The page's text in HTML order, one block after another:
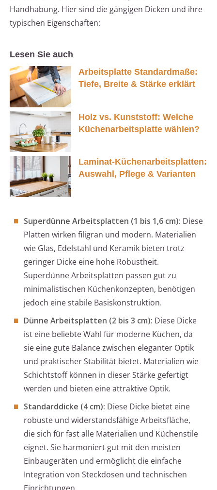
Handhabung. Hier sind die gängigen Dicken und ihre
typischen Eigenschaften:
Lesen Sie auch
Arbeitsplatte Standardmaße:
Tiefe, Breite & Stärke erklärt
Holz vs. Kunststoff: Welche
Küchenarbeitsplatte wählen?
Laminat-Küchenarbeitsplatten:
Auswahl, Pflege & Varianten
Superdünne Arbeitsplatten (1 bis 1,6 cm): Diese
Platten wirken filigran und modern. Materialien
wie Glas, Edelstahl und Keramik bieten trotz
geringer Dicke eine hohe Robustheit.
Superdünne Arbeitsplatten passen gut zu
minimalistischen Küchenkonzepten, benötigen
jedoch eine stabile Basiskonstruktion.
Dünne Arbeitsplatten (2 bis 3 cm): Diese Dicke
ist eine beliebte Wahl für moderne Küchen, da
sie eine gute Balance zwischen eleganter Optik
und praktischer Stabilität bietet. Materialien wie
Schichtstoff können in dieser Stärke gefertigt
werden und bieten eine attraktive Optik.
Standarddicke (4 cm): Diese Dicke bietet eine
robuste und widerstandsfähige Arbeitsfläche,
die sich für fast alle Materialien und Küchenstile
eignet. Sie harmoniert gut mit den meisten
Einbaugeräten und ermöglicht die einfache
Integration von Steckdosen und technischen